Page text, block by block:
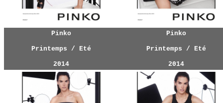
Pinko
Printemps / Eté
2014
Pinko
Printemps / Eté
2014